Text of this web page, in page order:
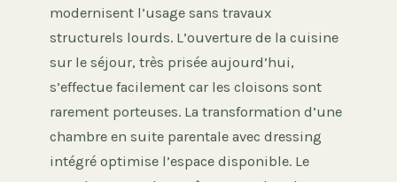
modernisent l’usage sans travaux
structurels lourds. L’ouverture de la cuisine
sur le séjour, très prisée aujourd’hui,
s’effectue facilement car les cloisons sont
rarement porteuses. La transformation d’une
chambre en suite parentale avec dressing
intégré optimise l’espace disponible. Le